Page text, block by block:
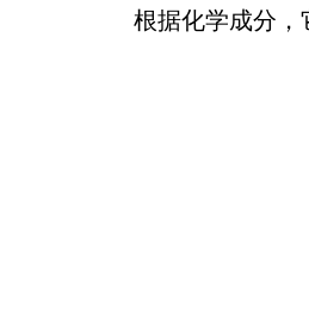
根据化学成分，